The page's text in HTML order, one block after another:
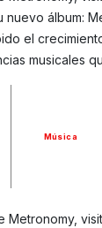
Música
álbum:
el
musicales
Metronomy,